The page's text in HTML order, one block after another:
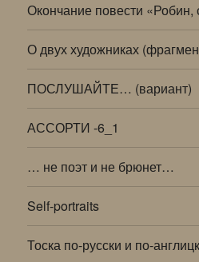
Окончание повести
О двух художниках
ПОСЛУШАЙТЕ… (вариант)
АССОРТИ -6_1
… не поэт и не брюнет…
Self-portraits
Тоска по-русски и по-